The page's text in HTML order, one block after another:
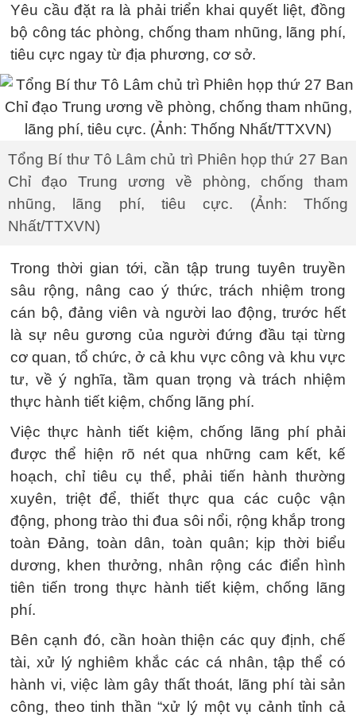
Yêu cầu đặt ra là phải triển khai quyết liệt, đồng
bộ công tác phòng, chống tham nhũng, lãng phí,
tiêu cực ngay từ địa phương, cơ sở.
Tổng Bí thư Tô Lâm chủ trì Phiên họp thứ 27 Ban
Chỉ đạo Trung ương về phòng, chống tham
nhũng, lãng phí, tiêu cực. (Ảnh: Thống
Nhất/TTXVN)
Trong thời gian tới, cần tập trung tuyên truyền
sâu rộng, nâng cao ý thức, trách nhiệm trong
cán bộ, đảng viên và người lao động, trước hết
là sự nêu gương của người đứng đầu tại từng
cơ quan, tổ chức, ở cả khu vực công và khu vực
tư, về ý nghĩa, tầm quan trọng và trách nhiệm
thực hành tiết kiệm, chống lãng phí.
Việc thực hành tiết kiệm, chống lãng phí phải
được thể hiện rõ nét qua những cam kết, kế
hoạch, chỉ tiêu cụ thể, phải tiến hành thường
xuyên, triệt để, thiết thực qua các cuộc vận
động, phong trào thi đua sôi nổi, rộng khắp trong
toàn Đảng, toàn dân, toàn quân; kịp thời biểu
dương, khen thưởng, nhân rộng các điển hình
tiên tiến trong thực hành tiết kiệm, chống lãng
phí.
Bên cạnh đó, cần hoàn thiện các quy định, chế
tài, xử lý nghiêm khắc các cá nhân, tập thể có
hành vi, việc làm gây thất thoát, lãng phí tài sản
công, theo tinh thần “xử lý một vụ cảnh tỉnh cả